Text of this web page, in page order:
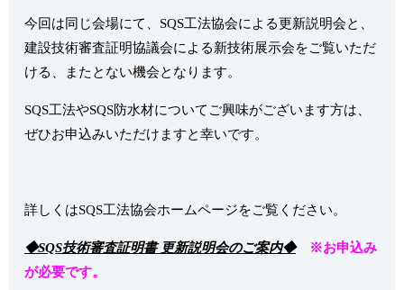
今回は同じ会場にて、SQS工法協会による更新説明会と、
建設技術審査証明協議会による新技術展示会をご覧いただ
ける、またとない機会となります。
SQS工法やSQS防水材についてご興味がございます方は、
ぜひお申込みいただけますと幸いです。
詳しくはSQS工法協会ホームページをご覧ください。
◆SQS技術審査証明書 更新説明会のご案内◆
※お申込み
が必要です。